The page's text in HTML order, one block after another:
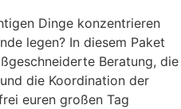
Dinge konzentrieren
legen? In diesem Paket
Beratung, die
die Koordination der
euren großen Tag